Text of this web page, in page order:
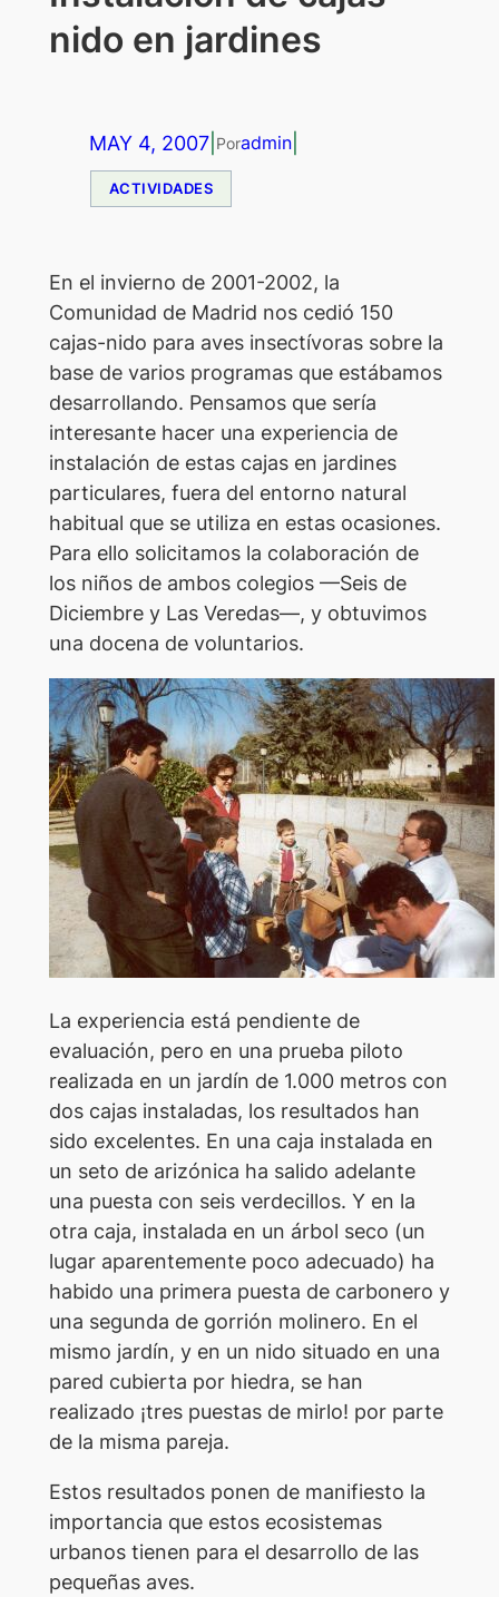
nido en jardines
MAY 4, 2007| Poradmin|
ACTIVIDADES
En el invierno de 2001-2002, la
Comunidad de Madrid nos cedió 150
cajas-nido para aves insectívoras sobre la
base de varios programas que estábamos
desarrollando. Pensamos que sería
interesante hacer una experiencia de
instalación de estas cajas en jardines
particulares, fuera del entorno natural
habitual que se utiliza en estas ocasiones.
Para ello solicitamos la colaboración de
los niños de ambos colegios —Seis de
Diciembre y Las Veredas—, y obtuvimos
una docena de voluntarios.
La experiencia está pendiente de
evaluación, pero en una prueba piloto
realizada en un jardín de 1.000 metros con
dos cajas instaladas, los resultados han
sido excelentes. En una caja instalada en
un seto de arizónica ha salido adelante
una puesta con seis verdecillos. Y en la
otra caja, instalada en un árbol seco (un
lugar aparentemente poco adecuado) ha
habido una primera puesta de carbonero y
una segunda de gorrión molinero. En el
mismo jardín, y en un nido situado en una
pared cubierta por hiedra, se han
realizado ¡tres puestas de mirlo! por parte
de la misma pareja.
Estos resultados ponen de manifiesto la
importancia que estos ecosistemas
urbanos tienen para el desarrollo de las
pequeñas aves.